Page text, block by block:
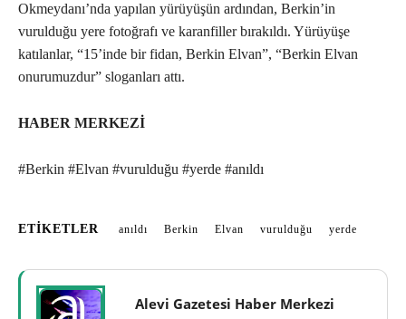
Okmeydanı’nda yapılan yürüyüşün ardından, Berkin’in
vurulduğu yere fotoğrafı ve karanfiller bırakıldı. Yürüyüşe
katılanlar, “15’inde bir fidan, Berkin Elvan”, “Berkin Elvan
onurumuzdur” sloganları attı.
HABER MERKEZİ
#Berkin #Elvan #vurulduğu #yerde #anıldı
ETIKETLER anıldı Berkin Elvan vurulduğu yerde
Alevi Gazetesi Haber Merkezi